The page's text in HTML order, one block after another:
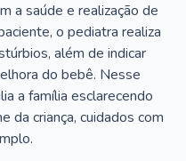
a saúde e realização de
o pediatra realiza
além de indicar
do bebê. Nesse
a família esclarecendo
da criança, cuidados com